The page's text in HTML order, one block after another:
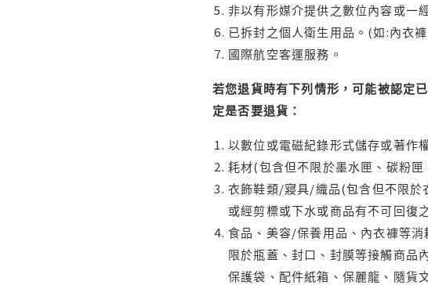
非以有形媒介提供之數位內容或一
已拆封之個人衛生用品。(如:內衣
國際航空客運服務。
若您退貨時有下列情形，可能被認定
定是否要退貨：
以數位或電磁紀錄形式儲存或著作
耗材(包含但不限於墨水匣、碳粉
衣飾鞋類/寢具/織品(包含但不限於
或經剪標或下水或商品有不可回復
食品、美容/保養用品、內衣褲等
限於瓶蓋、封口、封膜等接觸商品
保護袋、配件紙箱、保麗龍、隨貨